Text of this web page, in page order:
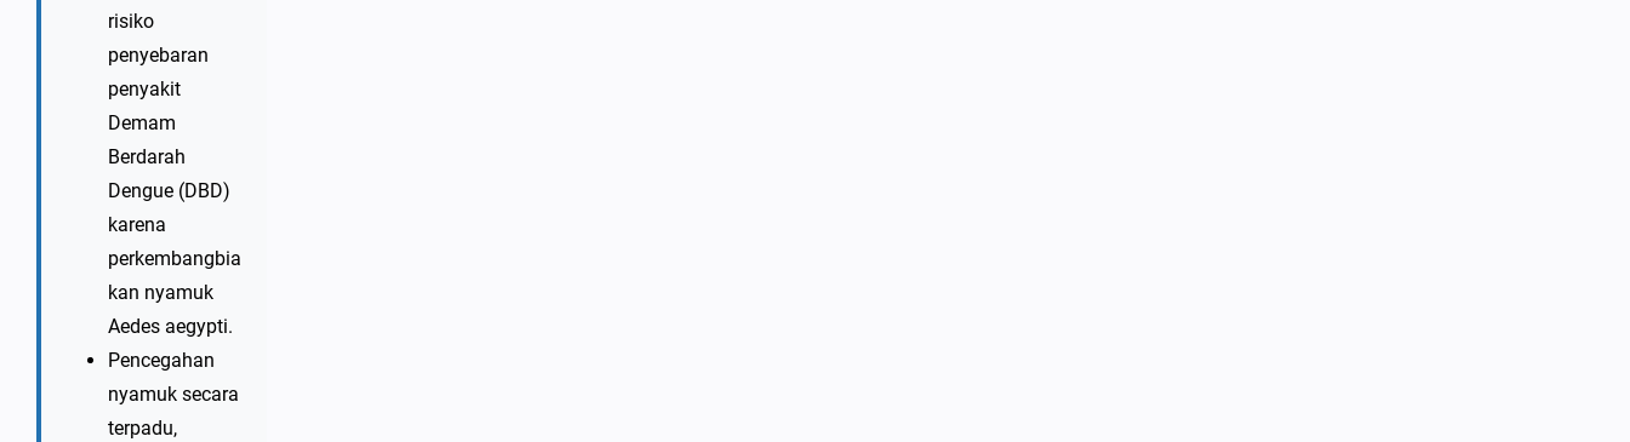
risiko
penyebaran
penyakit
Demam
Berdarah
Dengue (DBD)
karena
perkembangbia
kan nyamuk
Aedes aegypti.
Pencegahan
nyamuk secara
terpadu,